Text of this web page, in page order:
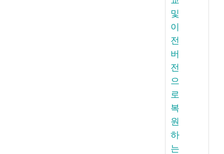
및
이
전
버
전
으
로
복
원
하
는